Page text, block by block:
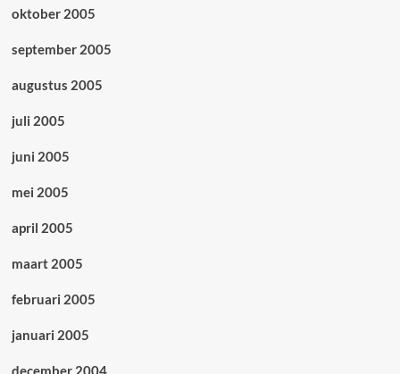
oktober 2005
september 2005
augustus 2005
juli 2005
juni 2005
mei 2005
april 2005
maart 2005
februari 2005
januari 2005